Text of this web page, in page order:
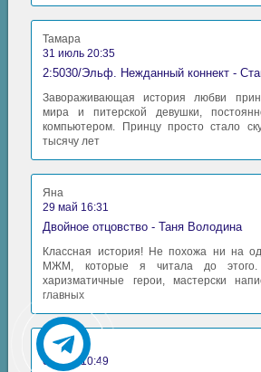
Тамара
31 июль 20:35
2:5030/Эльф. Нежданный коннект -
Завораживающая история любви
мира и питерской девушки,
компьютером. Принцу просто стало
тысячу лет
Яна
29 май 16:31
Двойное отцовство - Таня Володина
Классная история! Не похожа ни на
МЖМ, которые я читала до этого.
харизматичные герои, мастерски
главных
Аида
06 май 10:49